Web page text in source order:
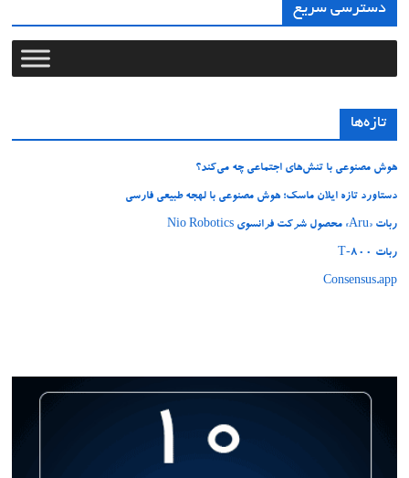
دسترسی سریع
تازه‌ها
هوش مصنوعی با تنش‌های اجتماعی چه می‌کند؟
دستاورد تازه ایلان ماسک؛ هوش مصنوعی با لهجه طبیعی فارسی
ربات «Aru» محصول شرکت فرانسوی Nio Robotics
ربات T‑800
Consensus.app